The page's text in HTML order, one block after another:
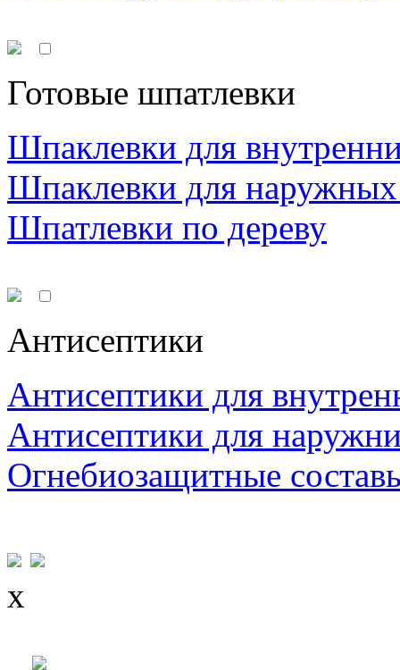
Готовые шпатлевки
Шпаклевки для
Шпаклевки для наружных
Шпатлевки по дереву
Антисептики
Антисептики для
Антисептики для
Огнебиозащитные
x